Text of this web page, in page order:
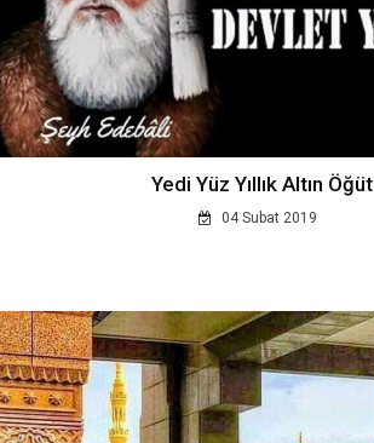
Yedi Yüz Yıllık Altın Öğüt
04 Subat 2019